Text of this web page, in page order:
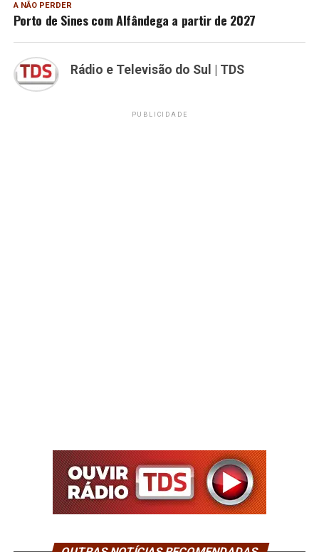
A NÃO PERDER
Porto de Sines com Alfândega a partir de 2027
Rádio e Televisão do Sul | TDS
PUBLICIDADE